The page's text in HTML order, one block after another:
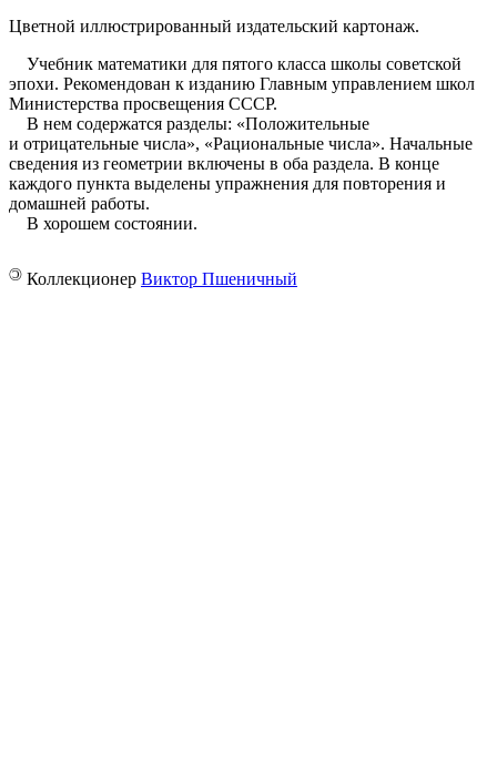
Цветной иллюстрированный издательский картонаж.
Учебник математики для пятого класса школы советской
эпохи. Рекомендован к изданию Главным управлением школ
Министерства просвещения СССР.
В нем содержатся разделы: «Положительные
и отрицательные числа», «Рациональные числа». Начальные
сведения из геометрии включены в оба раздела. В конце
каждого пункта выделены упражнения для повторения и
домашней работы.
В хорошем состоянии.
© Коллекционер Виктор Пшеничный